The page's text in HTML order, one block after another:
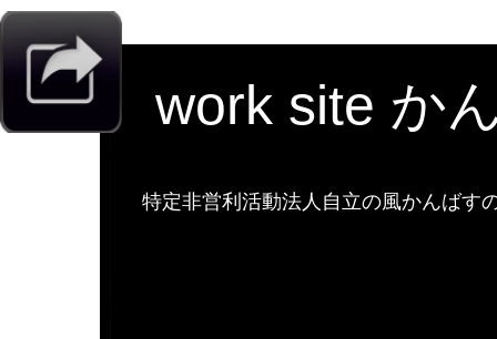
work site か
特定非営利活動法人自立の風かんばす